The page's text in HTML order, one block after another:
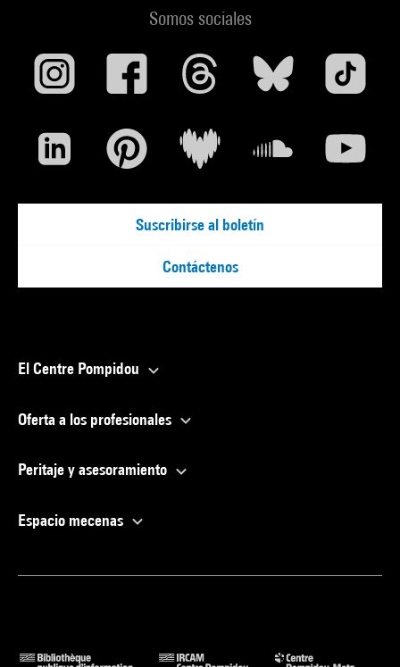
Somos sociales
Suscribirse al boletín
Contáctenos
El Centre Pompidou
Oferta a los profesionales
Peritaje y asesoramiento
Espacio mecenas